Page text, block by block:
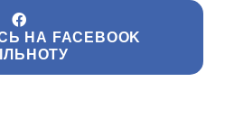
НА FACEBOOK